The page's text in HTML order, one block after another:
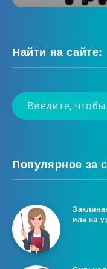
Найти на сайте:
Популярное за
или на